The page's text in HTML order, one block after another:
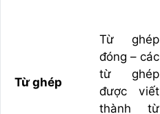
Từ ghép
Từ ghép
đóng – các
từ ghép
được viết
thành từ